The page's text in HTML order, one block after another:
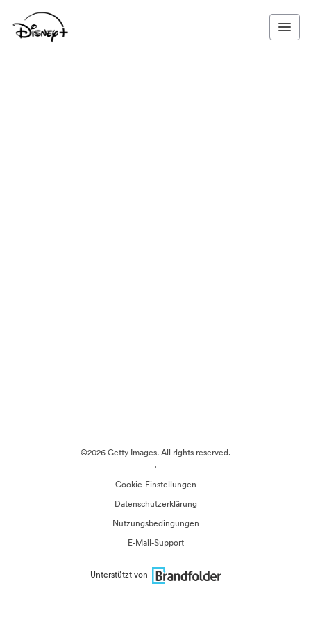
©2026 Getty Images. All rights reserved.
·
Cookie-Einstellungen
Datenschutzerklärung
Nutzungsbedingungen
E-Mail-Support
Unterstützt von